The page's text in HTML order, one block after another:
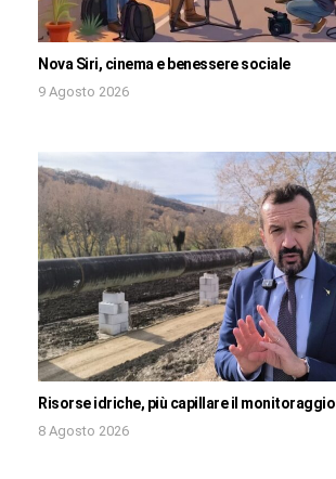
Nova Siri, cinema e benessere sociale
9 Agosto 2026
Risorse idriche, più capillare il monitoraggio
8 Agosto 2026